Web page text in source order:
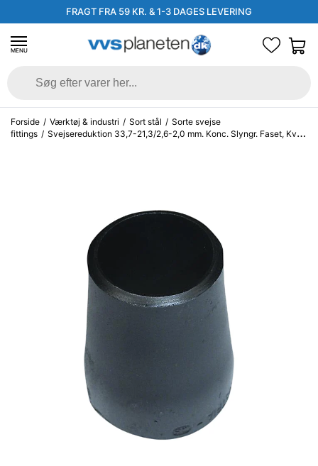
FRAGT FRA 59 KR. & 1-3 DAGES LEVERING
MENU
Forside / Værktøj & industri / Sort stål / Sorte svejse
fittings / Svejsereduktion 33,7-21,3/2,6-2,0 mm. Konc. Slyngr. Faset, Kval.